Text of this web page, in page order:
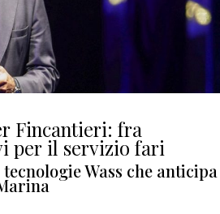
Fincantieri: fra
per il servizio fari
Wass che anticipa